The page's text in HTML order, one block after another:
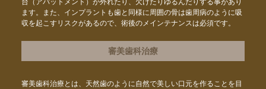
台（アバットメント）が外れたり、欠けたりゆるんだりする事があり
ます。また、インプラントも歯と同様に周囲の骨は歯周病のように吸
収を起こすリスクがあるので、術後のメインテナンスは必須です。
審美歯科治療
審美歯科治療とは、天然歯のように自然で美しい口元を作ることを目